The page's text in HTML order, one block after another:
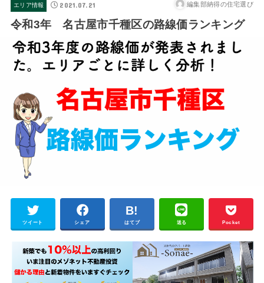
エリア情報 2021.07.21 編集部納得の住宅選び
令和3年 名古屋市千種区の路線価ランキング
ツイート シェア はてブ 送る Pocket